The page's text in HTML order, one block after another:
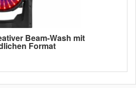
Beam-Wash mit
Format